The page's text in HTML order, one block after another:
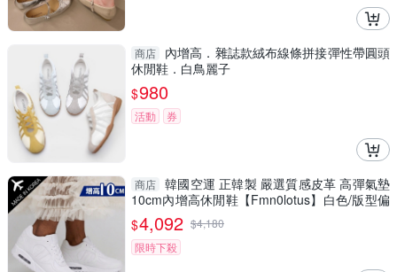
商店
內增高．雜誌款絨布線條拼接彈性帶圓頭
休閒鞋．白鳥麗子
$980
活動 券
商店 韓國空運 正韓製 嚴選質感皮革 高彈氣墊
10cm內增高休閒鞋【Fmn0lotus】白色/版型偏
小 / SD韓美鞋
$4,092 $4,180
限時下殺